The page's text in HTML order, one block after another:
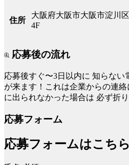
住所
大阪府大阪市大阪市淀川
4F
応募後の流れ
応募後すぐ〜3日以内に 知らない
が来ます！これは企業からの連
に出られなかった場合は 必ず折
応募フォーム
応募フォームはこちら